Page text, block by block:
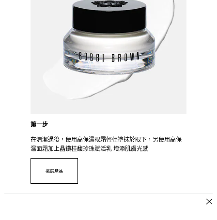
第一步
在清潔過後，使用高保濕眼霜輕輕塗抹於眼下，另使用高保
濕面霜加上晶鑽桂馥珍珠賦活乳 增添肌膚光感
挑選產品